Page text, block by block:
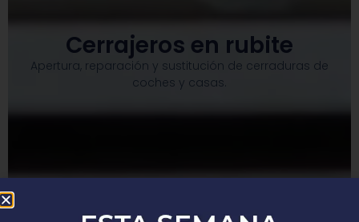
Cerrajeros en rubite
Apertura, reparación y sustitución de cerraduras de
coches y casas.​